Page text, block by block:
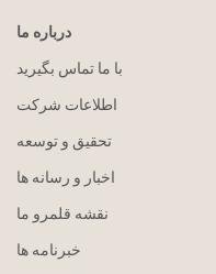
درباره ما
با ما تماس بگیرید
اطلاعات شرکت
تحقیق و توسعه
اخبار و رسانه ها
نقشه قلمرو ما
خبرنامه ها